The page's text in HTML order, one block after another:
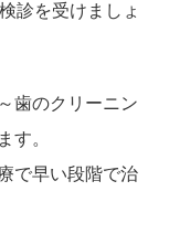
診を受けましょ
歯のクリーニン
す。
で早い段階で治